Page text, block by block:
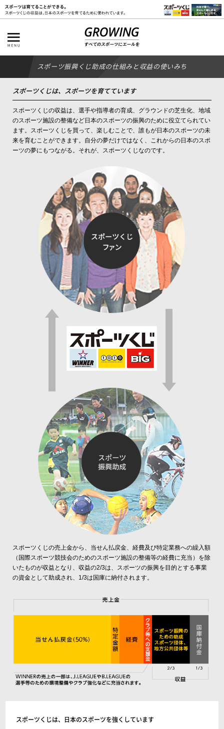
スポーツ振興くじ助成の仕組みと収益の使いみち
スポーツくじは、スポーツを育てています
スポーツくじの収益は、選手や指導者の育成、グラウンドの芝生化、地域
のスポーツ施設の整備など日本のスポーツの振興のために役立てられてい
ます。スポーツくじを買って、楽しむことで、誰もが日本のスポーツの未
来を育むことができます。自分の夢だけではなく、これからの日本のスポ
ーツの夢にもつながる。それが、スポーツくじなのです。
スポーツくじの売上金から、当せん払戻金、経費及び特定業務への繰入額
（国際スポーツ競技会のためのスポーツ施設の整備等の経費に充当）を除
いたものが収益となり、収益の2/3は、スポーツの振興を目的とする事業
の資金として助成され、1/3は国庫に納付されます。
スポーツくじは、日本のスポーツを強くしています